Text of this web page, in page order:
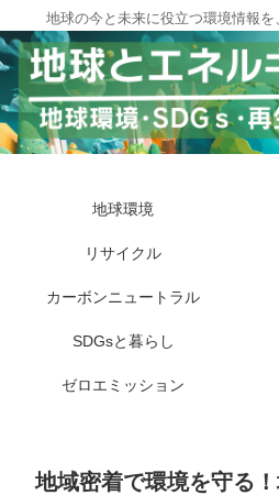
地球の今と未来に役立つ環境情報
地球環境
リサイクル
カーボンニュートラル
SDGsと暮らし
ゼロエミッション
地域密着で環境を守る